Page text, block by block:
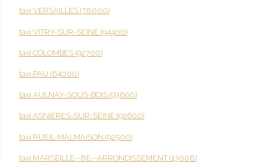
taxi VERSAILLES (78000)
taxi VITRY-SUR-SEINE (94400)
taxi COLOMBES (92700)
taxi PAU (64000)
taxi AULNAY-SOUS-BOIS (93600)
taxi ASNIERES-SUR-SEINE (92600)
taxi RUEIL-MALMAISON (92500)
taxi MARSEILLE--8E--ARRONDISSEMENT (13008)